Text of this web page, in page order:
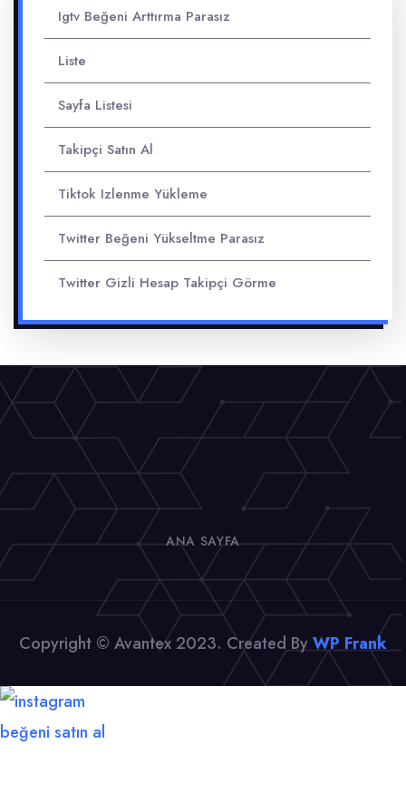
Igtv Beğeni Arttırma Parasız
Liste
Sayfa Listesi
Takipçi Satın Al
Tiktok Izlenme Yükleme
Twitter Beğeni Yükseltme Parasız
Twitter Gizli Hesap Takipçi Görme
ANA SAYFA
Copyright © Avantex 2023. Created ByWP Frank